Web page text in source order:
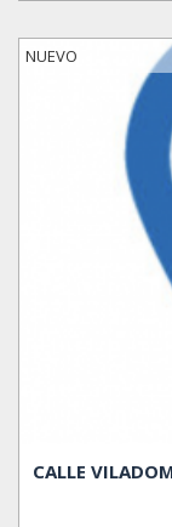
NUEVO
CALLE